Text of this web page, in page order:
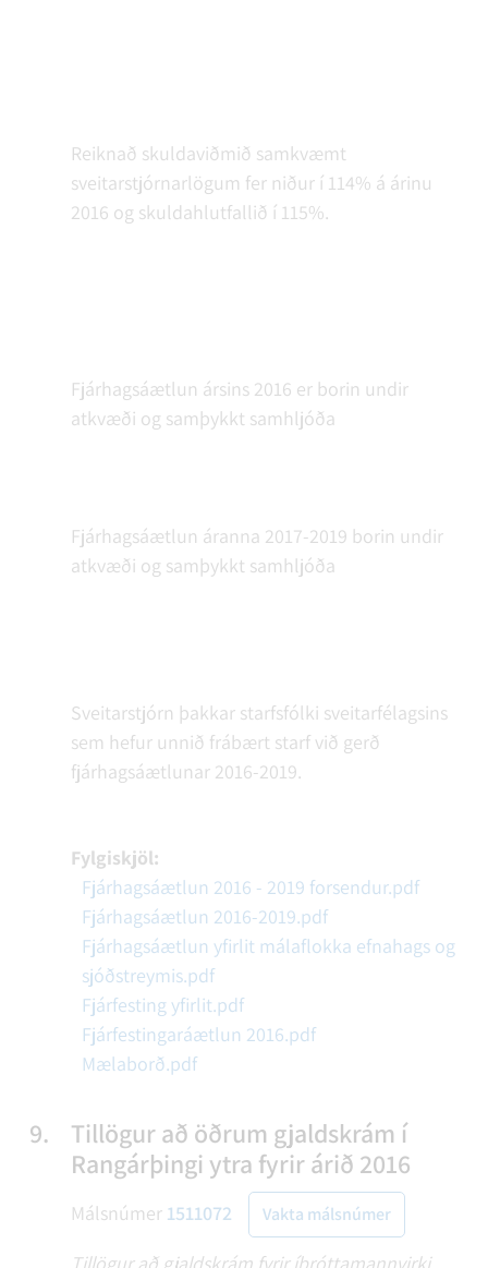
Reiknað skuldaviðmið samkvæmt
sveitarstjórnarlögum fer niður í 114% á árinu
2016 og skuldahlutfallið í 115%.
Fjárhagsáætlun ársins 2016 er borin undir
atkvæði og samþykkt samhljóða
Fjárhagsáætlun áranna 2017-2019 borin undir
atkvæði og samþykkt samhljóða
Sveitarstjórn þakkar starfsfólki sveitarfélagsins
sem hefur unnið frábært starf við gerð
fjárhagsáætlunar 2016-2019.
Fylgiskjöl:
Fjárhagsáætlun 2016 - 2019 forsendur.pdf
Fjárhagsáætlun 2016-2019.pdf
Fjárhagsáætlun yfirlit málaflokka efnahags og
sjóðstreymis.pdf
Fjárfesting yfirlit.pdf
Fjárfestingaráætlun 2016.pdf
Mælaborð.pdf
9.
Tillögur að öðrum gjaldskrám í
Rangárþingi ytra fyrir árið 2016
Málsnúmer 1511072 Vakta málsnúmer